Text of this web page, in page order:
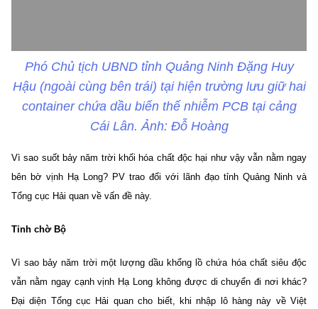
Phó Chủ tịch UBND tỉnh Quảng Ninh Đặng Huy
Hậu (ngoài cùng bên trái) tại hiện trường lưu giữ hai
container chứa dầu biến thế nhiễm PCB tại cảng
Cái Lân. Ảnh: Đỗ Hoàng
Vì sao suốt bảy năm trời khối hóa chất độc hại như vậy vẫn nằm ngay
bên bờ vịnh Hạ Long? PV trao đổi với lãnh đạo tỉnh Quảng Ninh và
Tổng cục Hải quan về vấn đề này.
Tỉnh chờ Bộ
Vì sao bảy năm trời một lượng dầu khổng lồ chứa hóa chất siêu độc
vẫn nằm ngay cạnh vịnh Hạ Long không được di chuyển đi nơi khác?
Đại diện Tổng cục Hải quan cho biết, khi nhập lô hàng này về Việt